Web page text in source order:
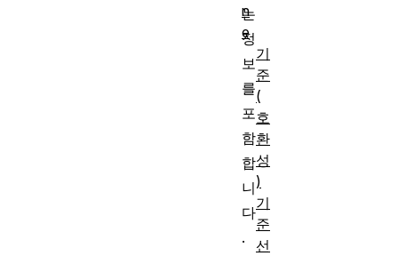
는
정
보
를
포
함
합
니
다
.
n
e
기
준
(
호
환
성
)
기
준
선